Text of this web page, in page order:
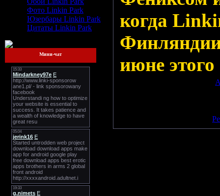
Фото Linkin Park
Юзербары Linkin Park
Цитаты Linkin Park
Мини-чат
когда
июне этого